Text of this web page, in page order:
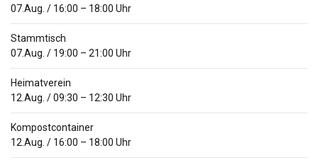
07.Aug. / 16:00 – 18:00 Uhr
Stammtisch
07.Aug. / 19:00 – 21:00 Uhr
Heimatverein
12.Aug. /09:30 – 12:30 Uhr
Kompostcontainer
12.Aug. / 16:00 – 18:00 Uhr